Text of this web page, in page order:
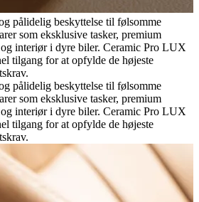
pålidelig beskyttelse til følsomme
som eksklusive tasker, premium
interiør i dyre biler. Ceramic Pro LUX
tilgang for at opfylde de højeste
pålidelig beskyttelse til følsomme
som eksklusive tasker, premium
interiør i dyre biler. Ceramic Pro LUX
tilgang for at opfylde de højeste